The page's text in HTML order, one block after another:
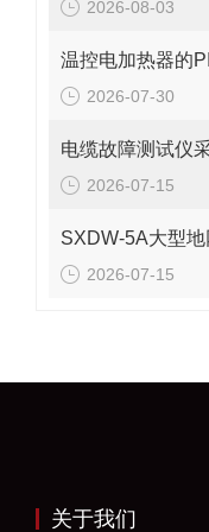
2026-08-03
2026-07-30
电缆故障测试仪
2026-07-15
2026-07-15
关于我们